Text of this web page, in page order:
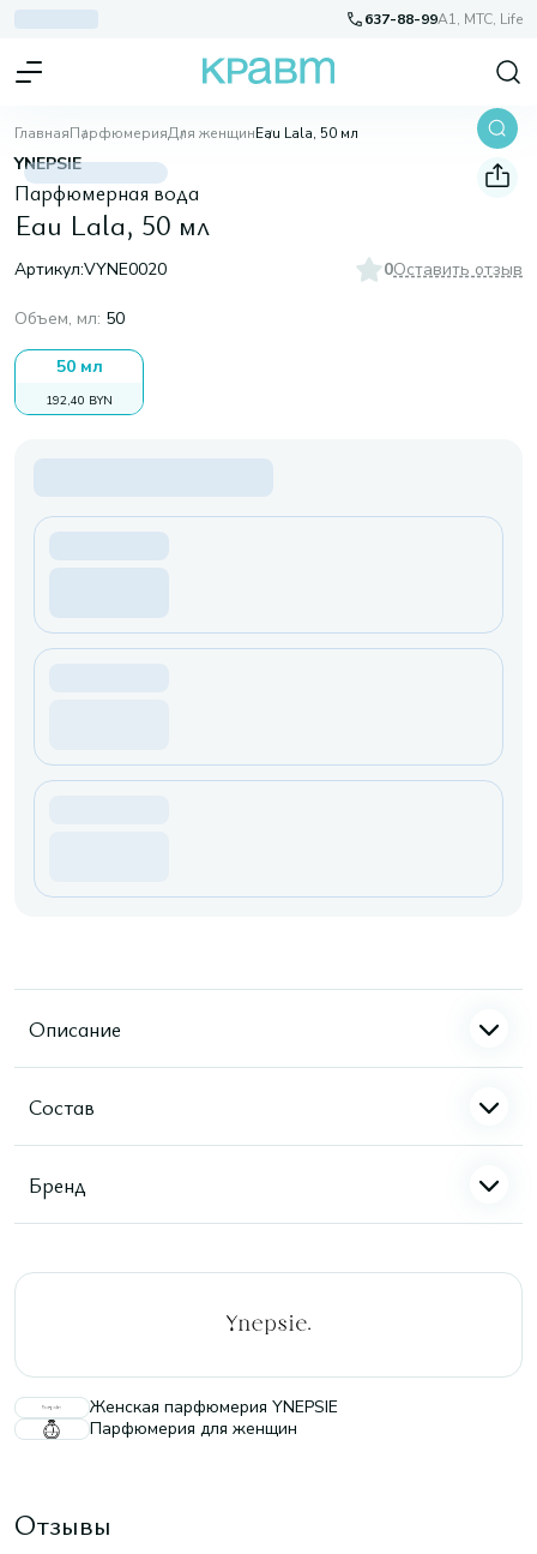
637-88-99A1, МТС, Life
ГлавнаяПарфюмерияДля женщинEau Lala, 50 мл
YNEPSIE
Парфюмерная вода
Eau Lala, 50 мл
Артикул:VYNE0020 0Оставить отзыв
Объем, мл: 50
50 мл
192,40 BYN
Описание
Состав
Бренд
Женская парфюмерия YNEPSIE
Парфюмерия для женщин
Отзывы